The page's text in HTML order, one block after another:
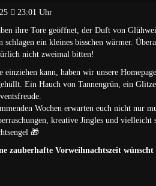
23:01 Uhr
ihre Tore geöffnet, der Duft von
ein kleines bisschen wärmer.
nicht zweimal bitten!
kann, haben wir unsere
Ein Hauch von Tannengrün, ein
Wochen erwarten euch nicht nur
kreative Jingles und vielleicht
🎁
zauberhafte Vorweihnachtszeit wünscht